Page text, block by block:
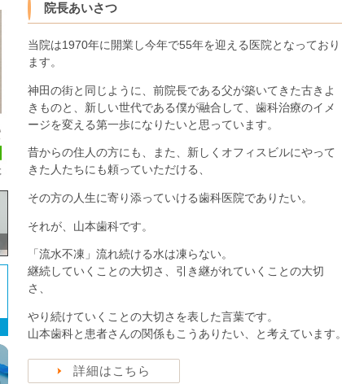
院長あいさつ
当院は1970年に開業し今年で55年を迎える医院となっており
ます。
神田の街と同じように、前院長である父が築いてきた古きよ
きものと、新しい世代である僕が融合して、歯科治療のイメ
ージを変える第一歩になりたいと思っています。
昔からの住人の方にも、また、新しくオフィスビルにやって
きた人たちにも頼っていただける、
その方の人生に寄り添っていける歯科医院でありたい。
それが、山本歯科です。
「流水不凍」流れ続ける水は凍らない。
継続していくことの大切さ、引き継がれていくことの大切
さ、
やり続けていくことの大切さを表した言葉です。
山本歯科と患者さんの関係もこうありたい、と考えています。
詳細はこちら